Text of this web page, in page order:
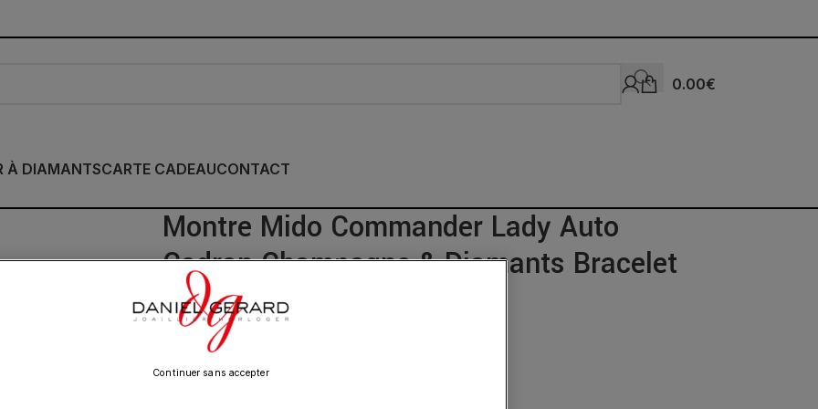
0.00€
À DIAMANTSCARTE CADEAUCONTACT
Montre Mido Commander Lady Auto
Cadran Champagne & Diamants Bracelet
Cuir 35MM
1 140.00
Continuer sans accepter